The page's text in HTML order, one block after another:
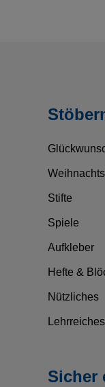
Stifte
Spiele
Aufkleber
Hefte &
Nützliches
Lehrreiches
Sicher